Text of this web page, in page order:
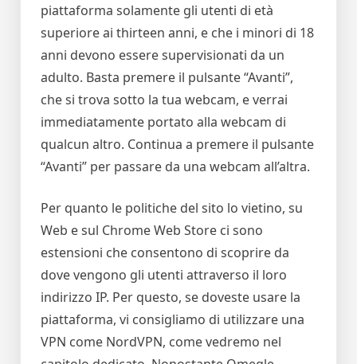
piattaforma solamente gli utenti di età
superiore ai thirteen anni, e che i minori di 18
anni devono essere supervisionati da un
adulto. Basta premere il pulsante “Avanti”,
che si trova sotto la tua webcam, e verrai
immediatamente portato alla webcam di
qualcun altro. Continua a premere il pulsante
“Avanti” per passare da una webcam all’altra.
Per quanto le politiche del sito lo vietino, su
Web e sul Chrome Web Store ci sono
estensioni che consentono di scoprire da
dove vengono gli utenti attraverso il loro
indirizzo IP. Per questo, se doveste usare la
piattaforma, vi consigliamo di utilizzare una
VPN come NordVPN, come vedremo nel